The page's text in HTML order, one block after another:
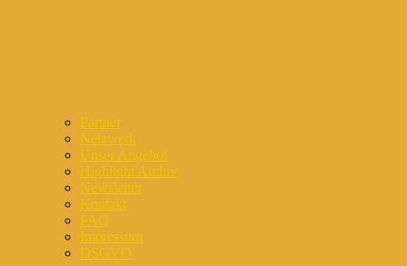
Partner
Netzwerk
Unser Angebot
Highlight Archiv
Newsletter
Kontakt
FAQ
Impressum
DSGVO